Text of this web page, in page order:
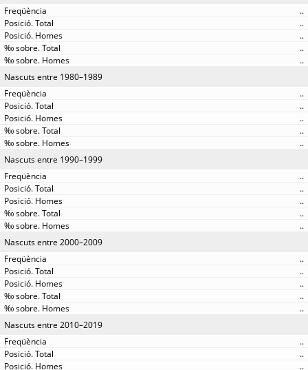
..
..
..
..
..
Nascuts entre 1980–1989
..
..
..
..
..
Nascuts entre 1990–1999
..
..
..
..
..
Nascuts entre 2000–2009
..
..
..
..
..
Nascuts entre 2010–2019
..
..
..